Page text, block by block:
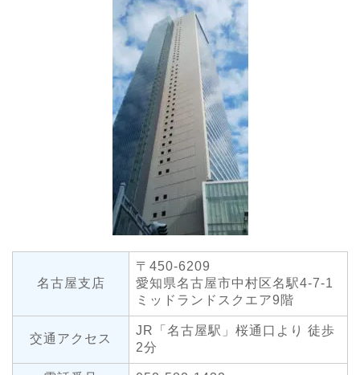
名古屋支店
〒450-6209
愛知県名古屋市中村区名駅4-7-1
ミッドランドスクエア9階
交通アクセス
JR「名古屋駅」桜通口より 徒歩
2分